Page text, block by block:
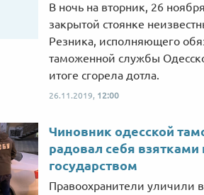
В ночь на вторник, 26
закрытой стоянке
Резника, исполняющего
таможенной службы
итоге сгорела дотла.
26.11.2019, 12:00
Чиновник одесской
радовал себя взятками
государством
Правоохранители уличили